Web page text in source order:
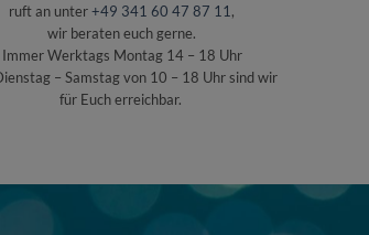
ruft an unter+49 341 60 47 87 11,
wir beraten euch gerne.
Immer Werktags Montag 14 – 18 Uhr
– Samstag von 10 – 18 Uhr sind wir
für Euch erreichbar.